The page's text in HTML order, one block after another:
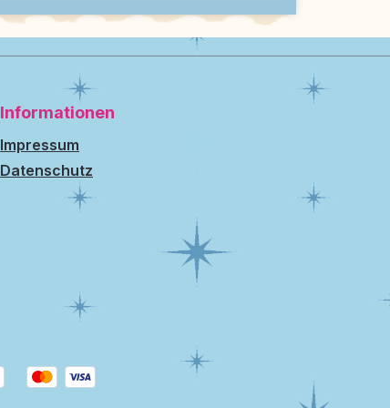
Informationen
Impressum
Datenschutz